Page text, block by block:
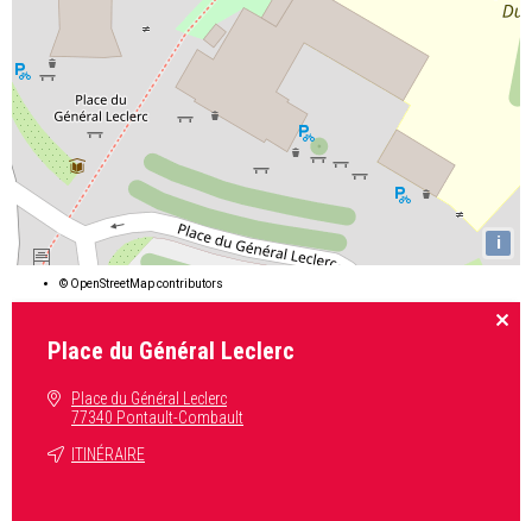
i
© OpenStreetMapcontributors
Place du Général Leclerc
Place du Général Leclerc
77340 Pontault-Combault
ITINÉRAIRE